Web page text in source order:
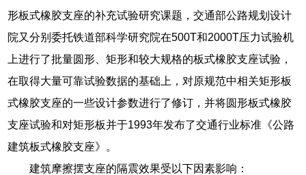
形板式橡胶支座的补充试验研究课题，交通部公路规划设计
院又分别委托铁道部科学研究院在500T和2000T压力试验机
上进行了批量圆形、矩形和较大规格的板式橡胶支座试验，
在取得大量可靠试验数据的基础上，对原规范中相关矩形板
式橡胶支座的一些设计参数进行了修订，并将圆形板式橡胶
支座试验和对矩形板并于1993年发布了交通行业标准《公路
建筑板式橡胶支座》。
建筑摩擦摆支座的隔震效果受以下因素影响：